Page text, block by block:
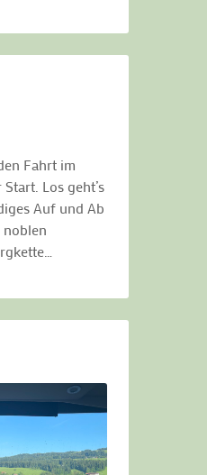
Fahrt im
Los geht’s
Auf und Ab
noblen